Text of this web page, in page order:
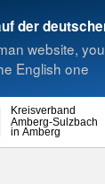
der
website,
English one
in Amberg
Amberg-Sulzbach
Kreisverband